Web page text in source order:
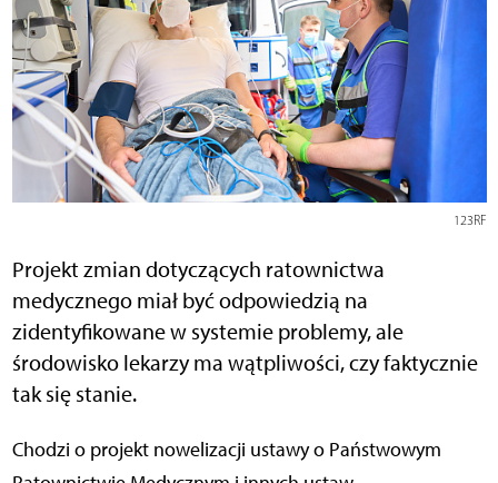
123RF
Projekt zmian dotyczących ratownictwa
medycznego miał być odpowiedzią na
zidentyfikowane w systemie problemy, ale
środowisko lekarzy ma wątpliwości, czy faktycznie
tak się stanie.
Chodzi o projekt nowelizacji ustawy o Państwowym